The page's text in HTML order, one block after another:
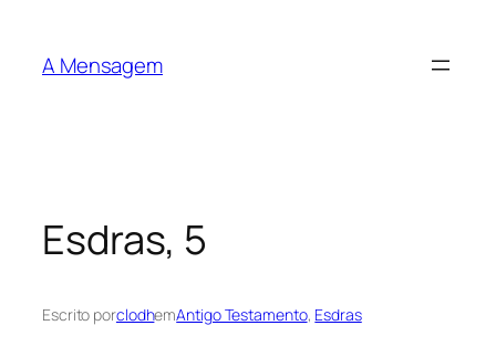
A Mensagem
Esdras, 5
Escrito porclodhemAntigo Testamento, Esdras